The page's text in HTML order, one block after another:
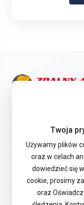
Offer
Twoja
Używamy plików
oraz w celach
dowiedzieć się
cookie, prosimy
oraz